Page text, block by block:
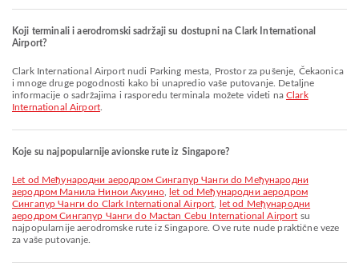
Koji terminali i aerodromski sadržaji su dostupni na Clark International
Airport?
Clark International Airport nudi Parking mesta, Prostor za pušenje, Čekaonica
i mnoge druge pogodnosti kako bi unapredio vaše putovanje. Detaljne
informacije o sadržajima i rasporedu terminala možete videti na Clark
International Airport.
Koje su najpopularnije avionske rute iz Singapore?
let od Међународни аеродром Сингапур Чанги do Међународни
аеродром Манила Нинои Акуино,
let od Међународни аеродром
Сингапур Чанги do Clark International Airport
let od Међународни
аеродром Сингапур Чанги do Mactan Cebu International Airport su
najpopularnije aerodromske rute iz Singapore. Ove rute nude praktične veze
za vaše putovanje.